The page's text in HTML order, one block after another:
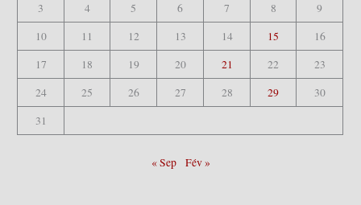
3
4 5 6 7 8
9
10
11 12 13 14 15
16
17
18 19 20 21 22
23
24
25 26 27 28 29
30
31
« Sep Fév »